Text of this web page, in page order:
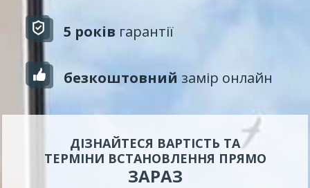
5 років гарантії
безкоштовний замір онлайн
ДІЗНАЙТЕСЯ ВАРТІСТЬ ТА
ТЕРМІНИ ВСТАНОВЛЕННЯ ПРЯМО
ЗАРАЗ